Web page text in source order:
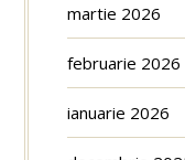
martie 2026
februarie 2026
ianuarie 2026